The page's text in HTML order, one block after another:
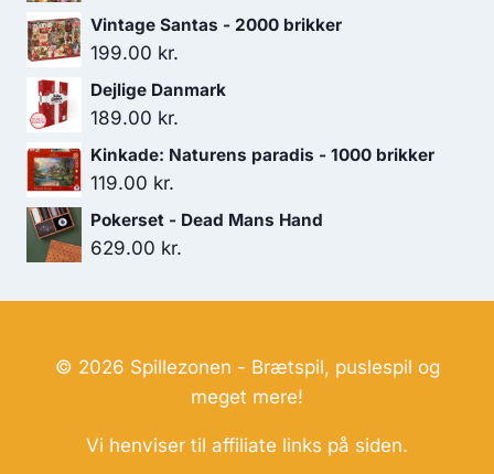
Vintage Santas - 2000 brikker
199.00 kr.
Dejlige Danmark
189.00 kr.
Kinkade: Naturens paradis - 1000 brikker
119.00 kr.
Pokerset - Dead Mans Hand
629.00 kr.
© 2026 Spillezonen - Brætspil, puslespil og
meget mere!
Vi henviser til affiliate links på siden.